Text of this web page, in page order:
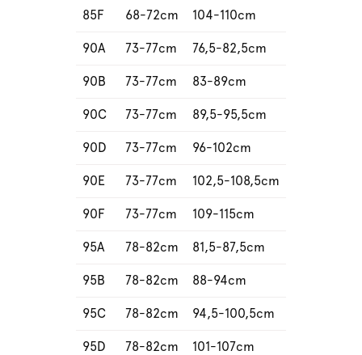
85F 68-72cm 104-110cm
90A 73-77cm 76,5-82,5cm
90B 73-77cm 83-89cm
90C 73-77cm 89,5-95,5cm
90D 73-77cm 96-102cm
90E 73-77cm 102,5-108,5cm
90F 73-77cm 109-115cm
95A 78-82cm 81,5-87,5cm
95B 78-82cm 88-94cm
95C 78-82cm 94,5-100,5cm
95D 78-82cm 101-107cm